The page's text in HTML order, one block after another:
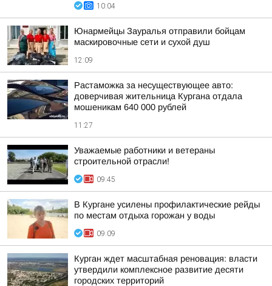
10:04
Юнармейцы Зауралья отправили бойцам
маскировочные сети и сухой душ
12:09
Растаможка за несуществующее авто:
доверчивая жительница Кургана отдала
мошеникам 640 000 рублей
11:27
Уважаемые работники и ветераны
строительной отрасли!
09:45
В Кургане усилены профилактические рейды
по местам отдыха горожан у воды
09:09
Курган ждет масштабная реновация: власти
утвердили комплексное развитие десяти
городских территорий